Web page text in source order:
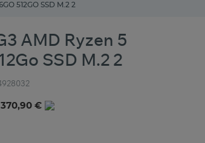
512GO SSD M.2 2
AMD Ryzen 5
SSD M.2 2
€